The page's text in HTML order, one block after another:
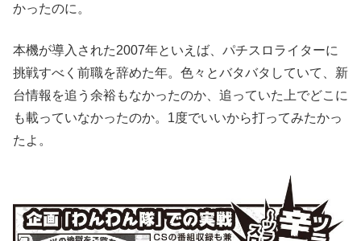
かったのに。
本機が導入された2007年といえば、パチスロライターに
挑戦すべく前職を辞めた年。色々とバタバタしていて、新
台情報を追う余裕もなかったのか、追っていた上でどこに
も載っていなかったのか。1度でいいから打ってみたかっ
たよ。